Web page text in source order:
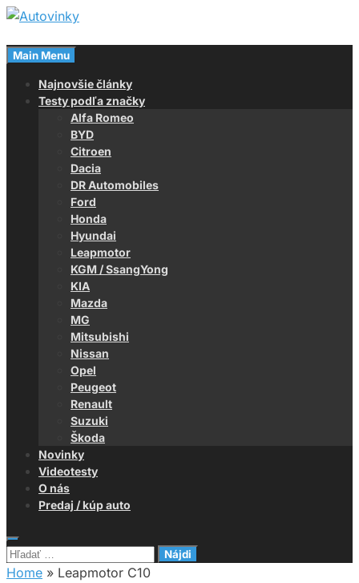
Skip
content
Autovinky
Magazín o autách
Main Menu
Najnovšie články
Testy podľa značky
Alfa Romeo
BYD
Citroen
Dacia
DR Automobiles
Ford
Honda
Hyundai
Leapmotor
KGM / SsangYong
KIA
Mazda
MG
Mitsubishi
Nissan
Opel
Peugeot
Renault
Suzuki
Škoda
Novinky
Videotesty
O nás
Predaj / kúp auto
Hľadať:
Home » Leapmotor C10